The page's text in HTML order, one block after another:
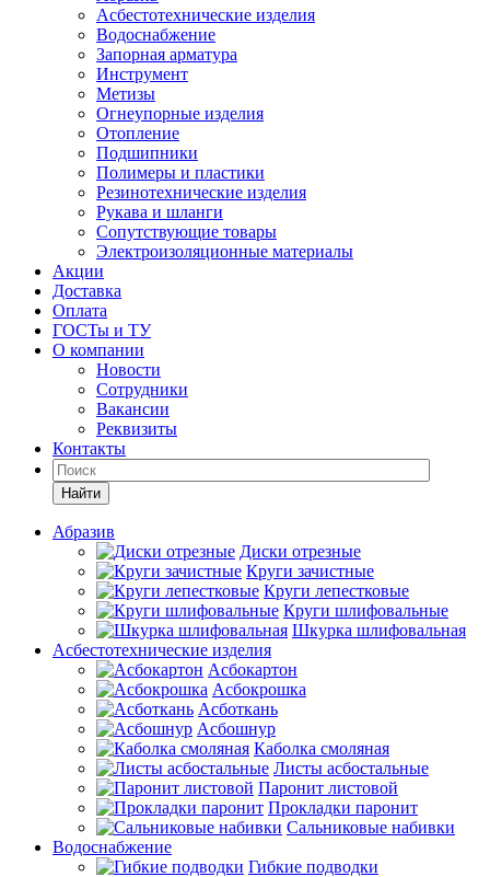
Асбестотехнические изделия
Водоснабжение
Запорная арматура
Инструмент
Метизы
Огнеупорные изделия
Отопление
Подшипники
Полимеры и пластики
Резинотехнические изделия
Рукава и шланги
Сопутствующие товары
Электроизоляционные материалы
Акции
Доставка
Оплата
ГОСТы и ТУ
О компании
Новости
Сотрудники
Вакансии
Реквизиты
Контакты
Найти
Абразив
Диски отрезные
Круги зачистные
Круги лепестковые
Круги шлифовальные
Шкурка шлифовальная
Асбестотехнические изделия
Асбокартон
Асбокрошка
Асботкань
Асбошнур
Каболка смоляная
Листы асбостальные
Паронит листовой
Прокладки паронит
Сальниковые набивки
Водоснабжение
Гибкие подводки